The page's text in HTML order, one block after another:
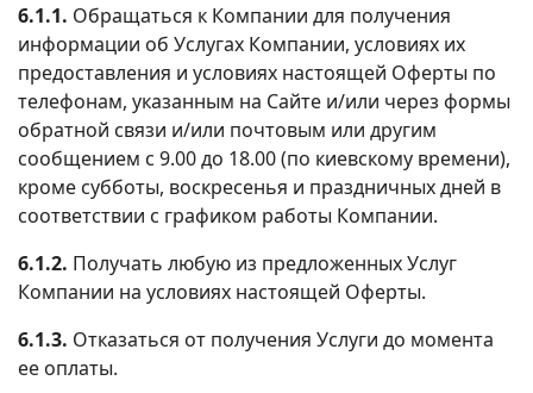
6.1.1. Обращаться к Компании для получения
информации об Услугах Компании, условиях их
предоставления и условиях настоящей Оферты по
телефонам, указанным на Сайте и/или через формы
обратной связи и/или почтовым или другим
сообщением с 9.00 до 18.00 (по киевскому времени),
кроме субботы, воскресенья и праздничных дней в
соответствии с графиком работы Компании.
6.1.2. Получать любую из предложенных Услуг
Компании на условиях настоящей Оферты.
6.1.3. Отказаться от получения Услуги до момента
ее оплаты.